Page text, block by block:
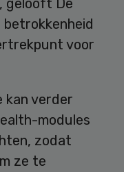
voor
kan verder
modules
zodat
ze te